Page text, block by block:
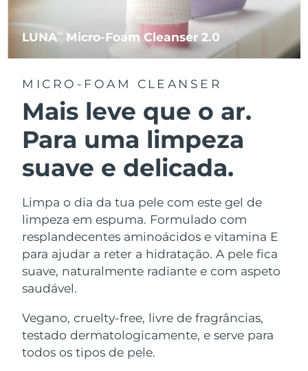
LUNATM Micro-Foam Cleanser 2.0
MICRO-FOAM CLEANSER
Mais leve que o ar.
Para uma limpeza
suave e delicada.
Limpa o dia da tua pele com este gel de
limpeza em espuma. Formulado com
resplandecentes aminoácidos e vitamina E
para ajudar a reter a hidratação. A pele fica
suave, naturalmente radiante e com aspeto
saudável.
Vegano, cruelty-free, livre de fragrâncias,
testado dermatologicamente, e serve para
todos os tipos de pele.